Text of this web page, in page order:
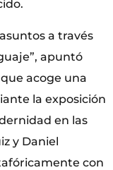
a través
apuntó
acoge una
la exposición
en las
y Daniel
con